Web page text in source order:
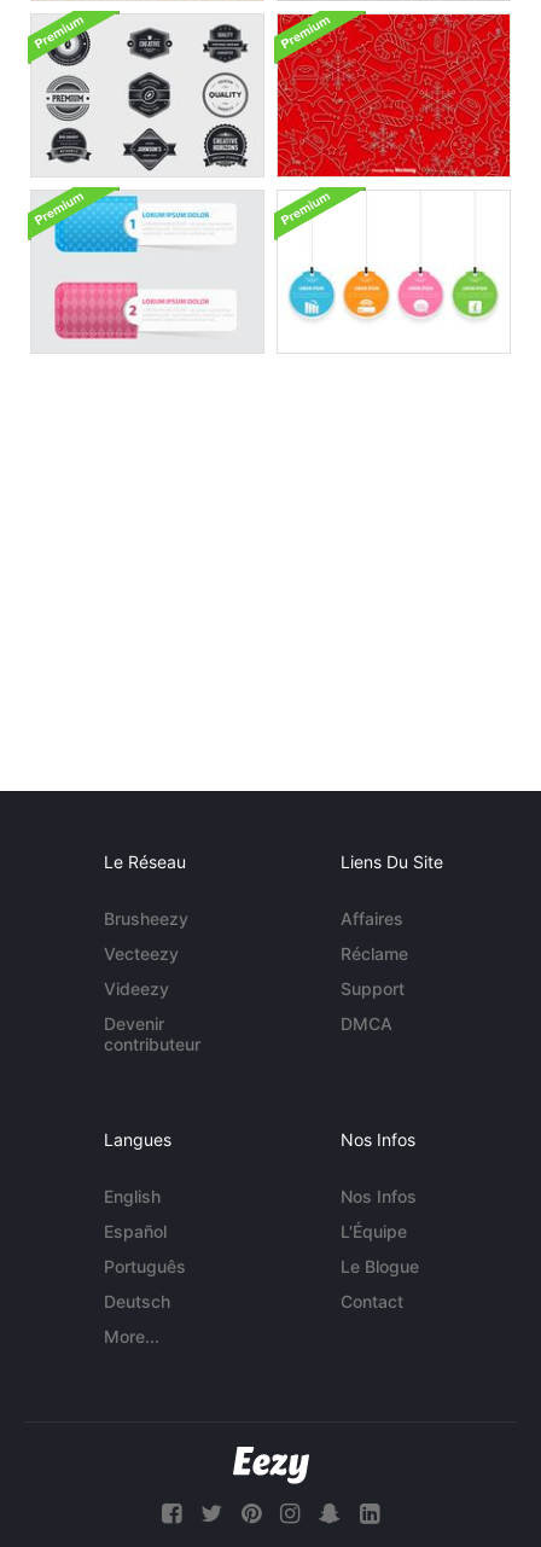
Le Réseau
Brusheezy
Vecteezy
Videezy
Devenir
contributeur
Liens Du Site
Affaires
Réclame
Support
DMCA
Langues
English
Español
Português
Deutsch
More...
Nos Infos
Nos Infos
L'Équipe
Le Blogue
Contact